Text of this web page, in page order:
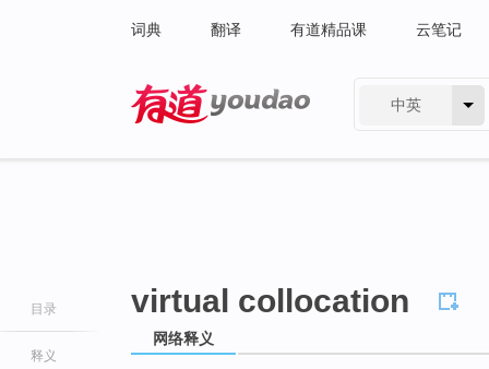
词典 翻译 有道精品课 云笔记
中英
目录
释义
virtual collocation
网络释义